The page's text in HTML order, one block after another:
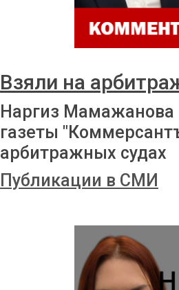
Взяли на
Наргиз Мамажанова
газеты
арбитражных судах
Публикации в СМИ